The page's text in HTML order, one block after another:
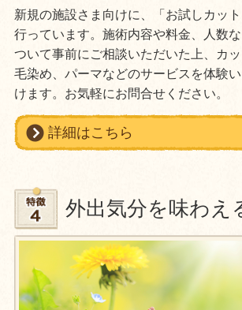
新規の施設さま向けに、「お試しカッ
行っています。施術内容や料金、人数
ついて事前にご相談いただいた上、カ
毛染め、パーマなどのサービスを体験
けます。お気軽にお問合せください。
詳細はこちら
外出気分を味わえ